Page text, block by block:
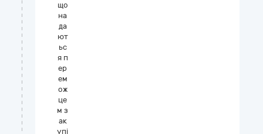
що
на
да
ют
ьс
я п
ер
ем
ож
це
м з
ак
упі